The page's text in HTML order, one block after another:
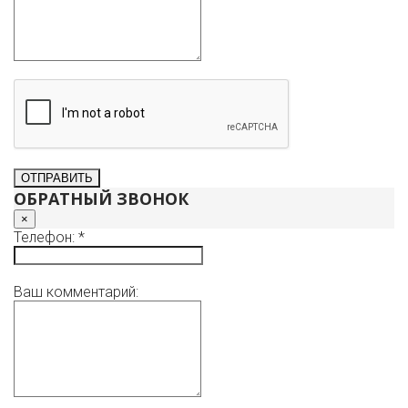
ОБРАТНЫЙ ЗВОНОК
×
Телефон: *
Ваш комментарий: